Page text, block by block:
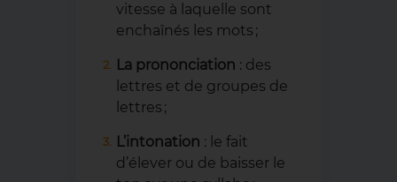
vitesse à laquelle sont
enchaînés les mots ;
La prononciation : des
lettres et de groupes de
lettres ;
L’intonation : le fait
d’élever ou de baisser le